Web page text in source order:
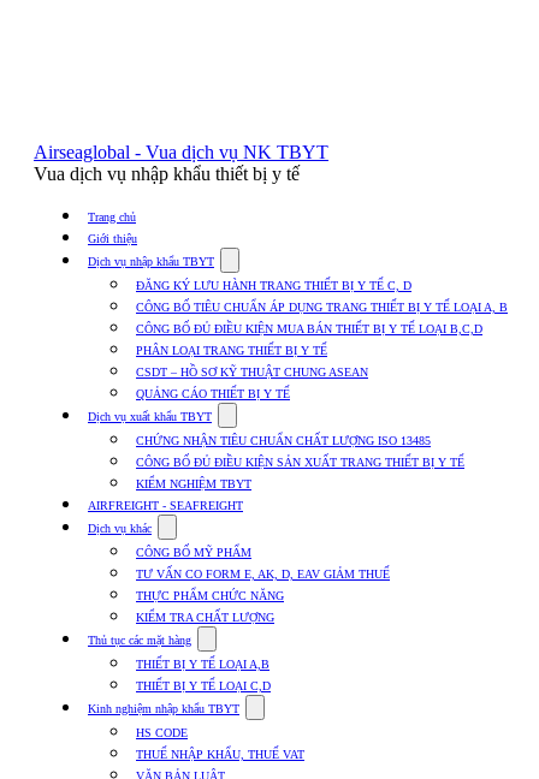
Airseaglobal - Vua dịch vụ NK TBYT
Vua dịch vụ nhập khẩu thiết bị y tế
Trang chủ
Giới thiệu
Dịch vụ nhập khẩu TBYT
submenu
for
Dịch
vụ
nhập
khẩu
TBYT
ĐĂNG KÝ LƯU HÀNH TRANG THIẾT BỊ Y TẾ C, D
CÔNG BỐ TIÊU CHUẨN ÁP DỤNG TRANG THIẾT BỊ Y TẾ LOẠI A, B
CÔNG BỐ ĐỦ ĐIỀU KIỆN MUA BÁN THIẾT BỊ Y TẾ LOẠI B,C,D
PHÂN LOẠI TRANG THIẾT BỊ Y TẾ
CSDT – HỒ SƠ KỸ THUẬT CHUNG ASEAN
QUẢNG CÁO THIẾT BỊ Y TẾ
Dịch vụ xuất khẩu TBYT
submenu
for
Dịch
vụ
xuất
TBYT
CHỨNG NHẬN TIÊU CHUẨN CHẤT LƯỢNG ISO 13485
CÔNG BỐ ĐỦ ĐIỀU KIỆN SẢN XUẤT TRANG THIẾT BỊ Y TẾ
KIỂM NGHIỆM TBYT
AIRFREIGHT - SEAFREIGHT
Dịch vụ khác
submenu
for
Dịch
vụ
khác
CÔNG BỐ MỸ PHẨM
TƯ VẤN CO FORM E, AK, D, EAV GIẢM THUẾ
THỰC PHẨM CHỨC NĂNG
KIỂM TRA CHẤT LƯỢNG
Thủ tục các mặt hàng
submenu
for
Thủ
tục
mặt
hàng
THIẾT BỊ Y TẾ LOẠI A,B
THIẾT BỊ Y TẾ LOẠI C,D
Kinh nghiệm nhập khẩu TBYT
submenu
Kinh
HS CODE
THUẾ NHẬP KHẨU, THUẾ VAT
VĂN BẢN LUẬT